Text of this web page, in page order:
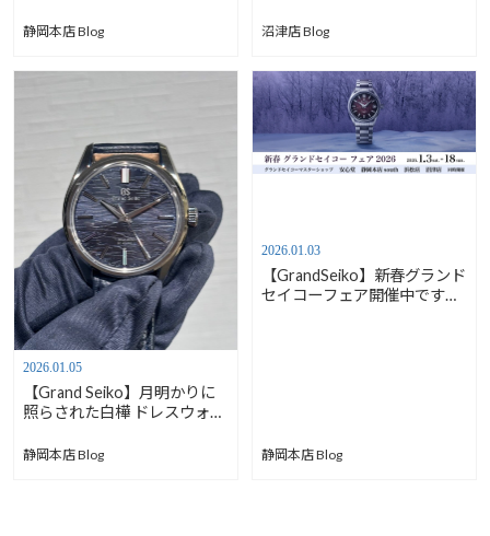
静岡本店 Blog 沼津店 Blog
2026.01.05
【Grand Seiko】月明かりに
照らされた白樺 ドレスウォッ
south】
静岡本店 Blog
2026.01.03
【GrandSeiko】新春グランド
セイコーフェア開催中です！
静岡本店 Blog